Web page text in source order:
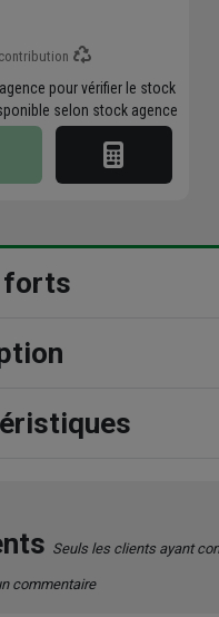
pour vérifier le stock
selon stock agence
forts
Seuls les clients ayant
commentaire